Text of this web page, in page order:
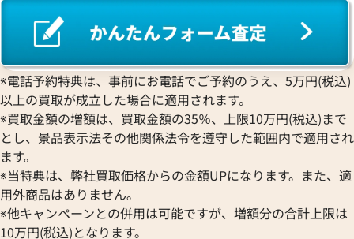
ワ行
※電話予約特典は、事前にお電話でご予約のうえ、5万円(税込)
以上の買取が成立した場合に適用されます。
※買取金額の増額は、買取金額の35％、上限10万円(税込)まで
とし、景品表示法その他関係法令を遵守した範囲内で適用され
ます。
※当特典は、弊社買取価格からの金額UPになります。また、適
用外商品はありません。
※他キャンペーンとの併用は可能ですが、増額分の合計上限は
10万円(税込)となります。